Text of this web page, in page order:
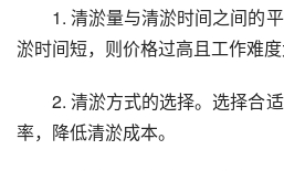
1. 清淤量与清淤时间之间的
淤时间短，则价格过高且工作难度
2. 清淤方式的选择。选择合
率，降低清淤成本。